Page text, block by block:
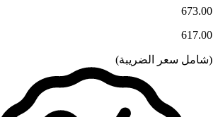
673.00
617.00
(شامل سعر الضريبة)